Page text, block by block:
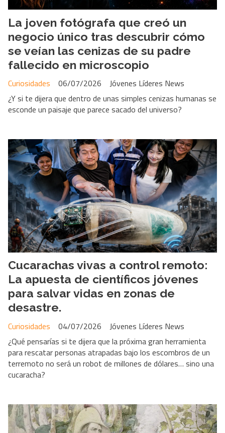
La joven fotógrafa que creó un
negocio único tras descubrir cómo
se veían las cenizas de su padre
fallecido en microscopio
Jóvenes Líderes News
Curiosidades
06/07/2026
¿Y si te dijera que dentro de unas simples cenizas humanas se
esconde un paisaje que parece sacado del universo?
Cucarachas vivas a control remoto:
La apuesta de científicos jóvenes
para salvar vidas en zonas de
desastre.
Jóvenes Líderes News
Curiosidades
04/07/2026
¿Qué pensarías si te dijera que la próxima gran herramienta
para rescatar personas atrapadas bajo los escombros de un
terremoto no será un robot de millones de dólares… sino una
cucaracha?